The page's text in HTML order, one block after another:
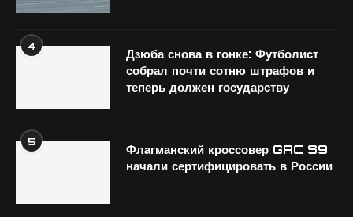
4
Дзюба снова в гонке: Футболист
собрал почти сотню штрафов и
теперь должен государству
5
Флагманский кроссовер GAC S9
начали сертифицировать в России